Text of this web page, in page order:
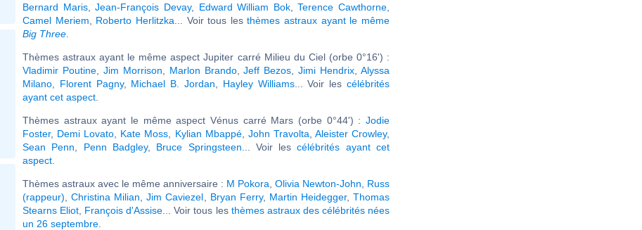
Bernard Maris,Jean-François Devay, Edward William Bok,Terence Cawthorne
Camel Meriem
Roberto Herlitzka ... Voir tous lesthèmes astraux ayant le même
Big Three
Thèmes astraux ayant le même aspect Jupiter carré Milieu du Ciel (orbe 0°16') :
Vladimir Poutine, Jim Morrison Marlon Brando,Jeff Bezos ,Jimi Hendrix ,Alyssa
Milano
Florent Pagny, Michael B. Jordan Hayley Williams... Voir lescélébrités
ayant cet aspect
Thèmes astraux ayant le même aspect Vénus carré Mars (orbe 0°44') : Jodie
Foster, Demi Lovato Kate Moss Kylian Mbappé, John Travolta Aleister Crowley,
Sean Penn
Penn Badgley, Bruce Springsteen ... Voir lescélébrités ayant cet
aspect
Thèmes astraux avec le même anniversaire : M Pokora Olivia Newton-John
Russ
(rappeur) ,Christina Milian ,Jim Caviezel Bryan Ferry, Martin Heidegger,Thomas
Stearns Eliot François d'Assise ... Voir tous les thèmes astraux des célébrités nées
un 26 septembre